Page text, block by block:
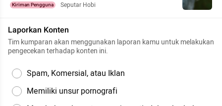
Kiriman Pengguna Seputar Hobi
Laporkan Konten
Tim kumparan akan menggunakan laporan kamu untuk melakukan
pengecekan terhadap konten ini.
Spam, Komersial, atau Iklan
Memiliki unsur pornografi